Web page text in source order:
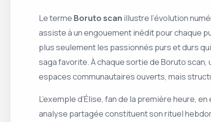
Le terme Boruto scan illustre l’évolution
assiste à un engouement inédit pour chaque
plus seulement les passionnés purs et durs
saga favorite. À chaque sortie de Boruto
espaces communautaires ouverts, mais
L’exemple d’Élise, fan de la première heure,
analyse partagée constituent son rituel